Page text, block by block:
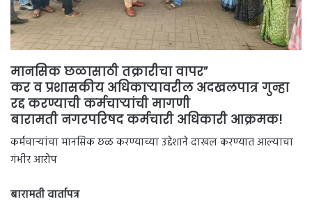
मानसिक छळासाठी तक्रारीचा वापर”
कर व प्रशासकीय अधिकाऱ्यावरील अदखलपात्र गुन्हा
रद्द करण्याची कर्मचाऱ्यांची मागणी
बारामती नगरपरिषद कर्मचारी अधिकारी आक्रमक!
कर्मचाऱ्यांचा मानसिक छळ करण्याच्या उद्देशाने दाखल करण्यात आल्याचा
गंभीर आरोप
बारामती वार्तापत्र